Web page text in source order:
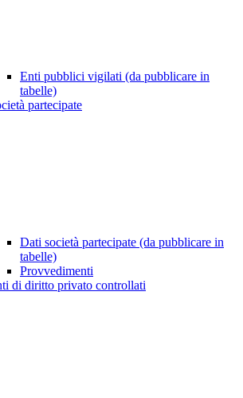
Enti pubblici vigilati (da pubblicare in
tabelle)
partecipate
Dati società partecipate (da pubblicare in
tabelle)
Provvedimenti
di diritto privato controllati